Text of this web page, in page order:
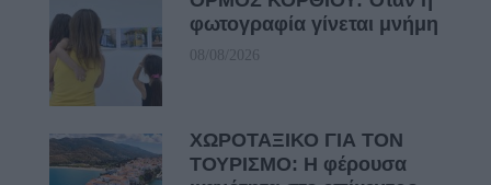
φωτογραφία γίνεται μνήμη
08/08/2026
ΧΩΡΟΤΑΞΙΚΟ ΓΙΑ ΤΟΝ
ΤΟΥΡΙΣΜΟ: Η φέρουσα